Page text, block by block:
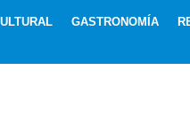
GASTRONOMÍA